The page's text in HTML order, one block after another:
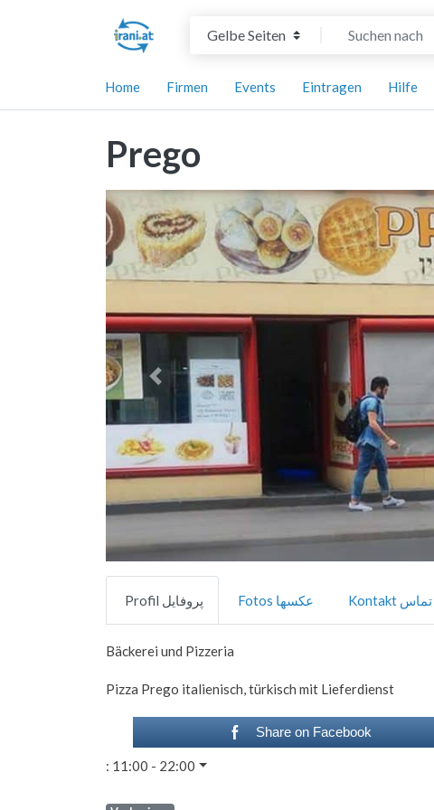
Suchtyp auswählen Suchen nach
Home Firmen Events Eintragen Hilfe
Prego
Vorheriges
Profil پروفایل Fotos عکسها Kontakt تماس
Bäckerei und Pizzeria
Pizza Prego italienisch, türkisch mit Lieferdienst
Share on Facebook
: 11:00 - 22:00